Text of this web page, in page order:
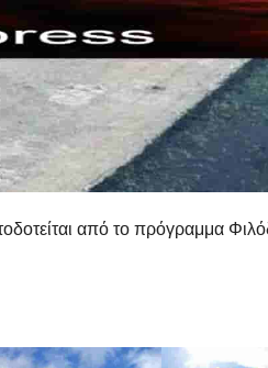
από το πρόγραμμα